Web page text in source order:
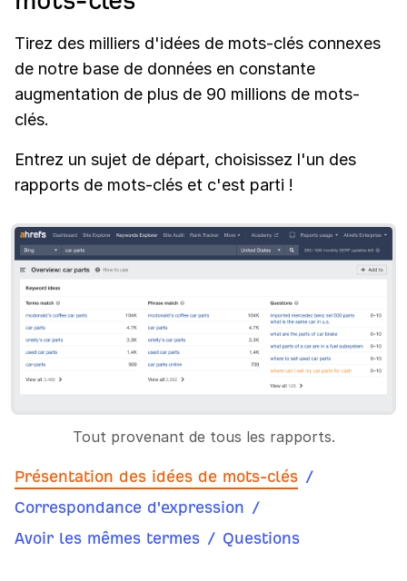
Tirez des milliers d'idées de mots-clés connexes
de notre base de données en constante
augmentation de plus de 90 millions de mots-
clés.
Entrez un sujet de départ, choisissez l'un des
rapports de mots-clés et c'est parti !
Tout provenant de tous les rapports.
Présentation des idées de mots-clés /
Correspondance d'expression /
Avoir les mêmes termes / Questions